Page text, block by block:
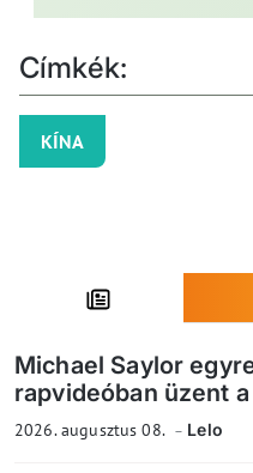
Címkék:
KÍNA
Michael Saylor
rapvideóban üzent
2026. augusztus 08. Lelo